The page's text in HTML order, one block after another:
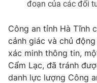
Khán giả
Giải sao mai
Du lịch
Làm đẹp
Chất lượng cuộc sống
Tuyển sinh
Học trực tuyến
Công nghệ
Hitech Công nghệ
Giao lưu trực tuyến
đoạn của các đối
Công an tỉnh Hà Tĩnh
cảnh giác và chủ
xác minh thông tin,
Cẩm Lạc, đã tránh
danh lực lượng Công